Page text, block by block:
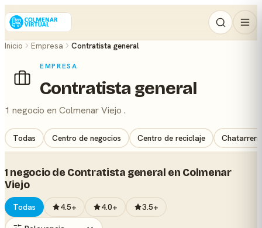
Inicio Empresa Contratista general
EMPRESA
Contratista general
1 negocio en Colmenar Viejo .
Todas Centro de negocios Centro de reciclaje
1 negocio de Contratista general en Colmenar
Viejo
Todas 4.5+ 4.0+ 3.5+